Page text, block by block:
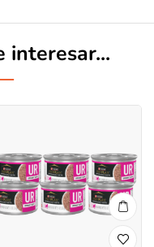
interesar...
al usar el código
!